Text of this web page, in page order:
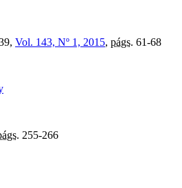
Vol. 143, Nº 1, 2015, págs. 61-68
255-266